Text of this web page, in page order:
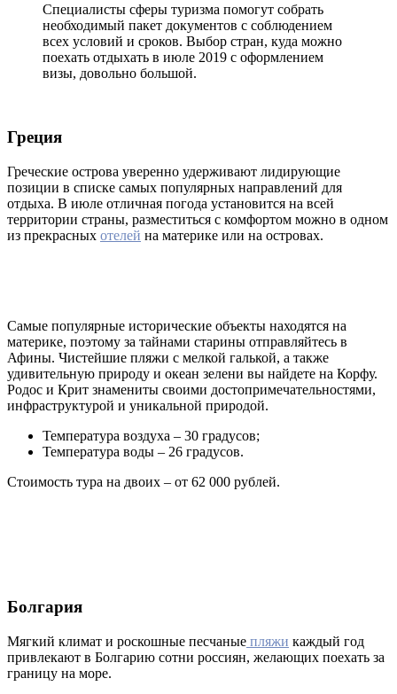
Специалисты сферы туризма помогут собрать
необходимый пакет документов с соблюдением
всех условий и сроков. Выбор стран, куда можно
поехать отдыхать в июле 2019 с оформлением
визы, довольно большой.
Греция
Греческие острова уверенно удерживают лидирующие
позиции в списке самых популярных направлений для
отдыха. В июле отличная погода установится на всей
территории страны, разместиться с комфортом можно в одном
из прекрасных отелей на материке или на островах.
Самые популярные исторические объекты находятся на
материке, поэтому за тайнами старины отправляйтесь в
Афины. Чистейшие пляжи с мелкой галькой, а также
удивительную природу и океан зелени вы найдете на Корфу.
Родос и Крит знамениты своими достопримечательностями,
инфраструктурой и уникальной природой.
Температура воздуха – 30 градусов;
Температура воды – 26 градусов.
Стоимость тура на двоих – от 62 000 рублей.
Болгария
Мягкий климат и роскошные песчаные пляжи каждый год
привлекают в Болгарию сотни россиян, желающих поехать за
границу на море.